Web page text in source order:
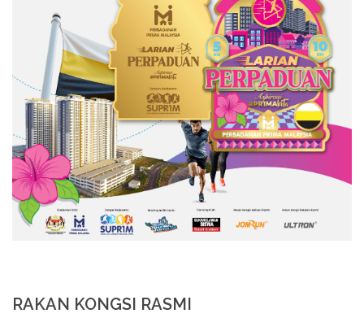
RAKAN KONGSI RASMI